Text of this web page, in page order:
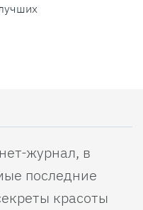
журнал, в
последние
красоты